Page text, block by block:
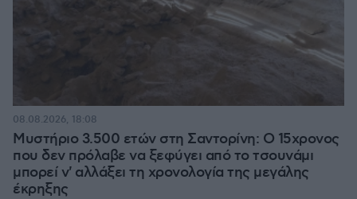
Μυστήριο 3.500 ετών στη Σαντορίνη: Ο 15χρονος
που δεν πρόλαβε να ξεφύγει από το τσουνάμι
μπορεί ν' αλλάξει τη χρονολογία της μεγάλης
έκρηξης
08.08.2026, 18:08